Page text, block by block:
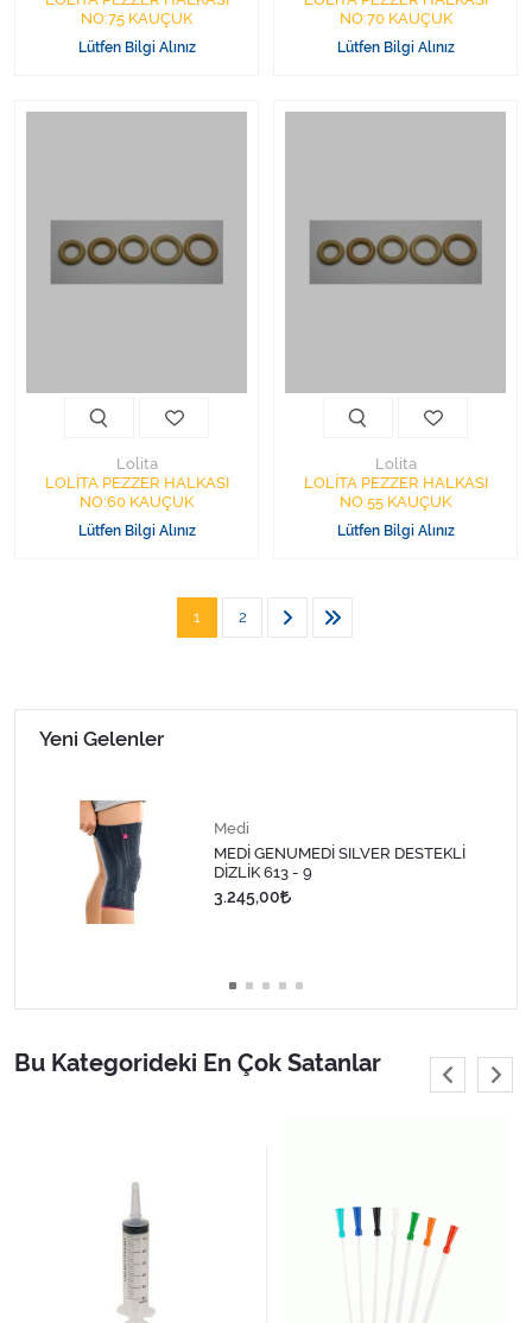
NO:75 KAUÇUK
Lütfen Bilgi Alınız
NO:70 KAUÇUK
Lütfen Bilgi Alınız
Lolita
LOLİTA PEZZER HALKASI
NO:60 KAUÇUK
Lütfen Bilgi Alınız
Lolita
LOLİTA PEZZER HALKASI
NO:55 KAUÇUK
Lütfen Bilgi Alınız
1 2
Yeni Gelenler
Medi
MEDİ GENUMEDİ SILVER DESTEKLİ
DİZLİK 613 - 9
3.245,00
Bu Kategorideki En Çok Satanlar